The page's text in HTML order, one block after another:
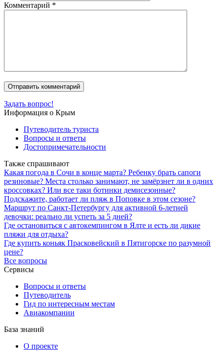
Комментарий *
Задать вопрос!
Информация о Крым
Путеводитель туриста
Вопросы и ответы
Достопримечательности
Также спрашивают
Какая погода в Сочи в конце марта? Ребенку брать сапоги
резиновые? Места столько занимают, не замёрзнет ли в одних
кроссовках? Или все таки ботинки демисезонные?
Подскажите, работает ли пляж в Поповке в этом сезоне?
Маршрут по Санкт-Петербургу для активной 6-летней
девочки: реально ли успеть за 5 дней?
Где остановиться с автокемпингом в Ялте и есть ли дикие
пляжи для отдыха?
Где купить коньяк Прасковейский в Пятигорске по разумной
цене?
Все вопросы
Сервисы
Вопросы и ответы
Путеводитель
Гид по интересным местам
Авиакомпании
База знаний
О проекте